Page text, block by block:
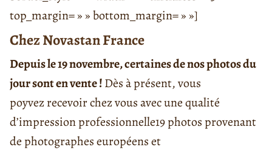
top_margin= » » bottom_margin= » »]
Chez Novastan France
Depuis le 19 novembre, certaines de nos photos du
jour sont en vente !Dès à présent, vous
poyvez recevoir chez vous avec une qualité
d’impression professionnelle19 photos provenant
de photographes européens et